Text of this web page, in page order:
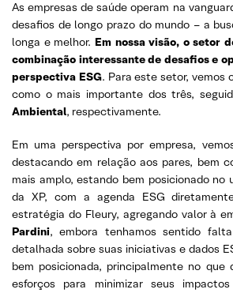
As empresas de saúde operam na
desafios de longo prazo do mundo – a
longa e melhor. Em nossa visão, o setor
combinação interessante de desafios e
perspectiva ESG. Para este setor, vemos
como o mais importante dos três,
Ambiental, respectivamente.
Em uma perspectiva por empresa,
destacando em relação aos pares, bem
mais amplo, estando bem posicionado no
da XP, com a agenda ESG
estratégia do Fleury, agregando valor à
Pardini, embora tenhamos sentido
detalhada sobre suas iniciativas e dados
bem posicionada, principalmente no que
esforços para minimizar seus